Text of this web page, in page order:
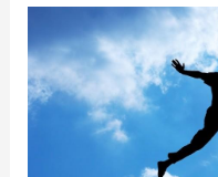
come
diventare
più